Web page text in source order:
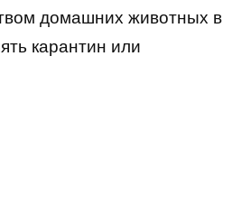
домашних животных в
карантин или